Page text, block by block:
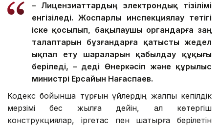
– Лицензиаттардың электрондық тізілімі
енгізіледі. Жоспарлы инспекциялау тетігі
іске қосылып, бақылаушы органдарға заң
талаптарын бұзғандарға қатысты жедел
ықпал ету шараларын қабылдау құқығы
беріледі, – деді Өнеркәсіп және құрылыс
министрі Ерсайын Нағаспаев.
Кодекс бойынша тұрғын үйлердің жалпы кепілдік
мерзімі бес жылға дейін, ал көтергіш
конструкциялар, іргетас пен шатырға берілетін